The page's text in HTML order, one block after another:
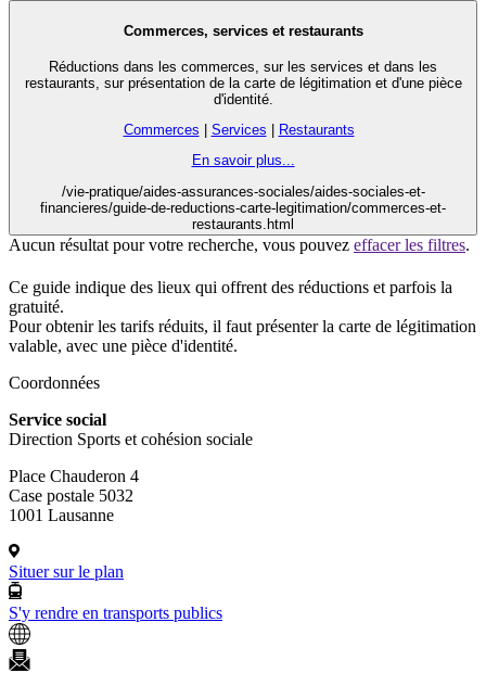
Commerces, services et restaurants
Réductions dans les commerces, sur les services et dans les
restaurants, sur présentation de la carte de légitimation et d'une pièce
d'identité.
Commerces
Services
Restaurants
En savoir plus...
/vie-pratique/aides-assurances-sociales/aides-sociales-et-
financieres/guide-de-reductions-carte-legitimation/commerces-et-
restaurants.html
Aucun résultat pour votre recherche, vous pouvez effacer les filtres.
Ce guide indique des lieux qui offrent des réductions et parfois la
gratuité.
Pour obtenir les tarifs réduits, il faut présenter la carte de légitimation
valable, avec une pièce d'identité.
Coordonnées
Service social
Direction Sports et cohésion sociale
Place Chauderon 4
Case postale 5032
1001 Lausanne
Situer sur le plan
S'y rendre en transports publics